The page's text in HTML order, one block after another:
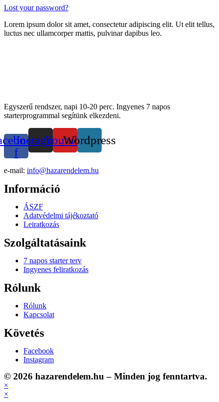
Lost your password?
Lorem ipsum dolor sit amet, consectetur adipiscing elit. Ut elit tellus,
luctus nec ullamcorper mattis, pulvinar dapibus leo.
Egyszerű rendszer, napi 10-20 perc. Ingyenes 7 napos
starterprogrammal segítünk elkezdeni.
f
InstagramYoutube
Wordpress
e-mail: info@hazarendelem.hu
Információ
ÁSZF
Adatvédelmi tájékoztató
Leiratkozás
Szolgáltatásaink
7 napos starter terv
Ingyenes feliratkozás
Rólunk
Rólunk
Kapcsolat
Követés
Facebook
Instagram
© 2026 hazarendelem.hu – Minden jog fenntartva.
×
×